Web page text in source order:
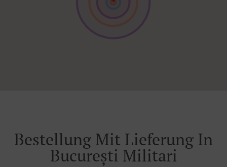
Bestellung Mit Lieferung In
București Militari